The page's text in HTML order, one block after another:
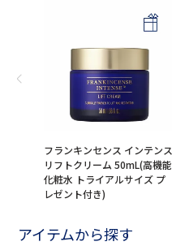
フランキンセンス インテンス
リフトクリーム 50mL(高機能
化粧水 トライアルサイズ プ
レゼント付き)
アイテムから探す